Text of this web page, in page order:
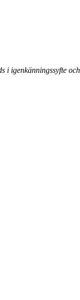
i igenkänningssyfte